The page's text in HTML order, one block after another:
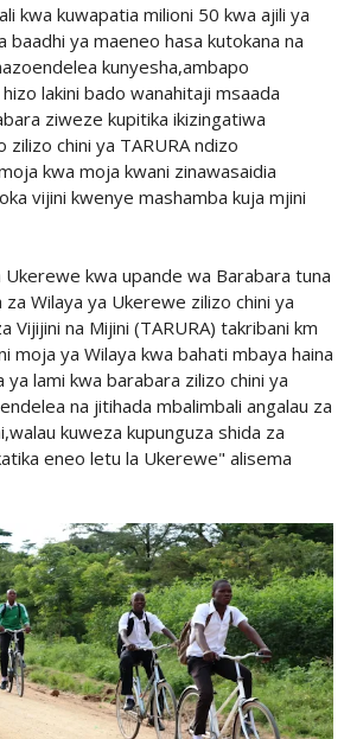
kwa kuwapatia milioni 50 kwa ajili ya
baadhi ya maeneo hasa kutokana na
kunyesha,ambapo
lakini bado wanahitaji msaada
ziweze kupitika ikizingatiwa
chini ya TARURA ndizo
kwa moja kwani zinawasaidia
vijini kwenye mashamba kuja mjini
kwa upande wa Barabara tuna
Wilaya ya Ukerewe zilizo chini ya
Vijijini na Mijini (TARURA) takribani km
moja ya Wilaya kwa bahati mbaya haina
lami kwa barabara zilizo chini ya
na jitihada mbalimbali angalau za
kuweza kupunguza shida za
eneo letu la Ukerewe" alisema